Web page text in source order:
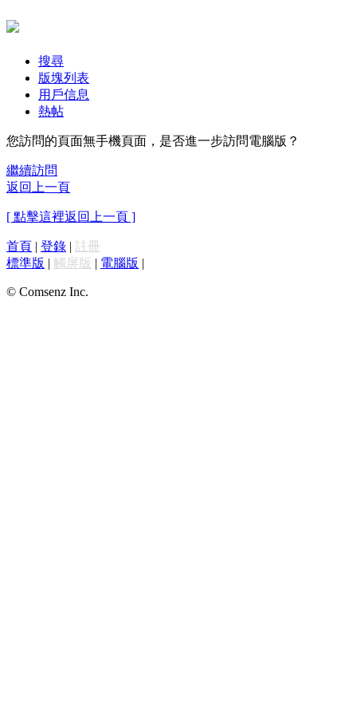
搜尋
版塊列表
用戶信息
熱帖
您訪問的頁面無手機頁面，是否進一步訪問電腦版？
繼續訪問
返回上一頁
[ 點擊這裡返回上一頁 ]
首頁 | 登錄 | 註冊
標準版 | 觸屏版 | 電腦版 |
© Comsenz Inc.